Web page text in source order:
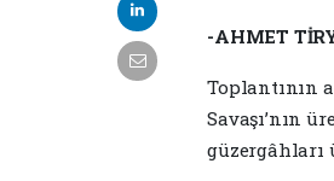
-AHMET
Toplantının
Savaşı’nın
güzergâhları